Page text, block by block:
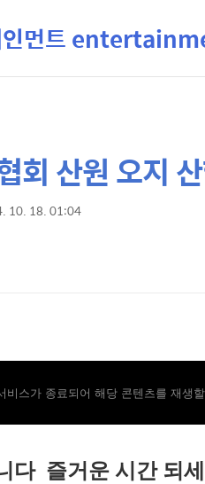
인먼트
회 산원 오지
10. 18. 01:04
비스가 종료되어 해당 콘텐츠를 재생
다 즐거운 시간 되